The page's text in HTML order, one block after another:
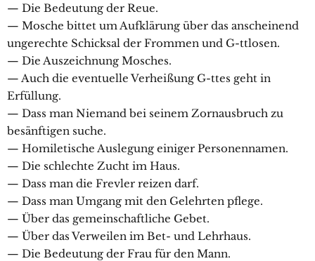
— Die Bedeutung der Reue.
— Mosche bittet um Aufklärung über das anscheinend
ungerechte Schicksal der Frommen und G-ttlosen.
— Die Auszeichnung Mosches.
— Auch die eventuelle Verheißung G-ttes geht in
Erfüllung.
— Dass man Niemand bei seinem Zornausbruch zu
besänftigen suche.
— Homiletische Auslegung einiger Personennamen.
— Die schlechte Zucht im Haus.
— Dass man die Frevler reizen darf.
— Dass man Umgang mit den Gelehrten pflege.
— Über das gemeinschaftliche Gebet.
— Über das Verweilen im Bet- und Lehrhaus.
— Die Bedeutung der Frau für den Mann.